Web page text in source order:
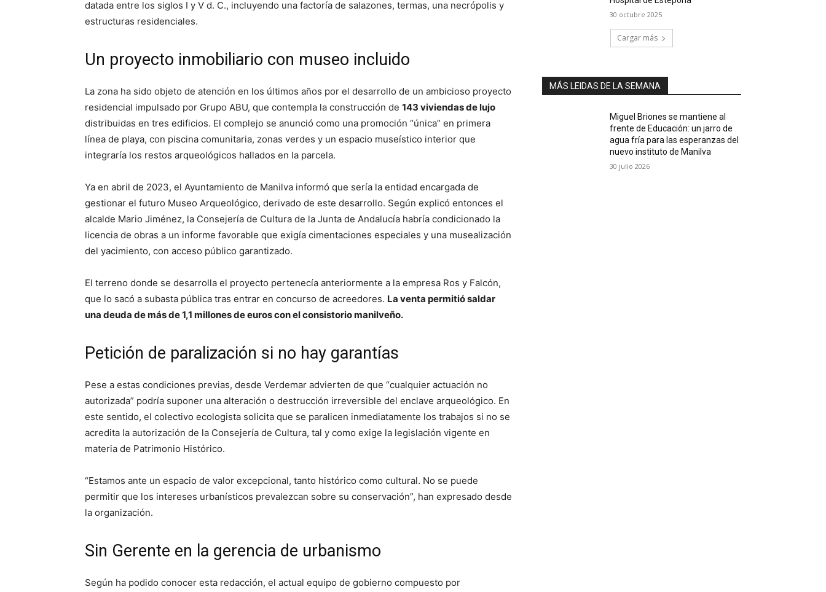
datada entre los siglos I y V d. C., incluyendo una factoría de salazones, termas, una necrópolis y
estructuras residenciales.
Un proyecto inmobiliario con museo incluido
La zona ha sido objeto de atención en los últimos años por el desarrollo de un ambicioso proyecto
residencial impulsado por Grupo ABU, que contempla la construcción de 143 viviendas de lujo
distribuidas en tres edificios. El complejo se anunció como una promoción “única” en primera
línea de playa, con piscina comunitaria, zonas verdes y un espacio museístico interior que
integraría los restos arqueológicos hallados en la parcela.
Ya en abril de 2023, el Ayuntamiento de Manilva informó que sería la entidad encargada de
gestionar el futuro Museo Arqueológico, derivado de este desarrollo. Según explicó entonces el
alcalde Mario Jiménez, la Consejería de Cultura de la Junta de Andalucía habría condicionado la
licencia de obras a un informe favorable que exigía cimentaciones especiales y una musealización
del yacimiento, con acceso público garantizado.
El terreno donde se desarrolla el proyecto pertenecía anteriormente a la empresa Ros y Falcón,
que lo sacó a subasta pública tras entrar en concurso de acreedores. La venta permitió saldar
una deuda de más de 1,1 millones de euros con el consistorio manilveño.
Petición de paralización si no hay garantías
Pese a estas condiciones previas, desde Verdemar advierten de que “cualquier actuación no
autorizada” podría suponer una alteración o destrucción irreversible del enclave arqueológico. En
este sentido, el colectivo ecologista solicita que se paralicen inmediatamente los trabajos si no se
acredita la autorización de la Consejería de Cultura, tal y como exige la legislación vigente en
materia de Patrimonio Histórico.
“Estamos ante un espacio de valor excepcional, tanto histórico como cultural. No se puede
permitir que los intereses urbanísticos prevalezcan sobre su conservación”, han expresado desde
la organización.
Sin Gerente en la gerencia de urbanismo
Según ha podido conocer esta redacción, el actual equipo de gobierno compuesto por
30 octubre 2025
Cargar más
MÁS LEIDAS DE LA SEMANA
Miguel Briones se mantiene al
frente de Educación: un jarro de
agua fría para las esperanzas del
nuevo instituto de Manilva
30 julio 2026